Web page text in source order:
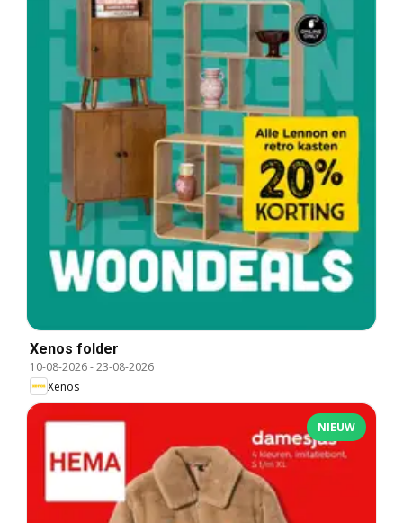
Xenos folder
10-08-2026-23-08-2026
Xenos
NIEUW